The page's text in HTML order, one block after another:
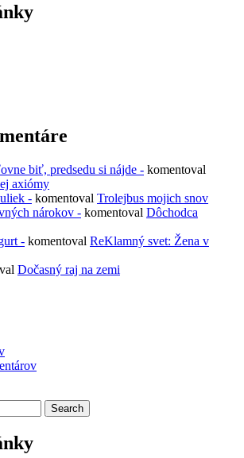
biť, predsedu si nájde - komentoval
axiómy
- komentoval Trolejbus mojich snov
nárokov - komentoval Dôchodca
- komentoval ReKlamný svet: Žena v
Dočasný raj na zemi